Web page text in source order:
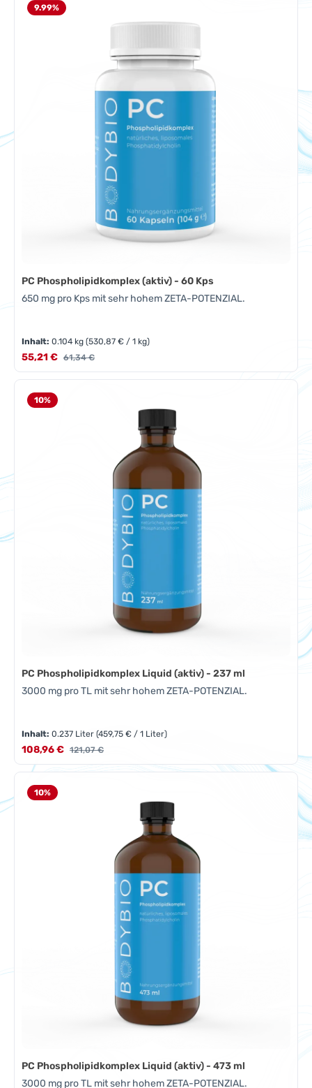
9.99%
PC Phospholipidkomplex (aktiv) - 60 Kps
650 mg pro Kps mit sehr hohem ZETA-POTENZIAL.
Inhalt:0.104 kg(530,87 € / 1 kg)
Verkaufspreis:
55,21 € Regulärer Preis:
61,34 €
10%
PC Phospholipidkomplex Liquid (aktiv) - 237 ml
3000 mg pro TL mit sehr hohem ZETA-POTENZIAL.
Inhalt:0.237 Liter(459,75 € / 1 Liter)
Verkaufspreis:
108,96 € Regulärer Preis:
121,07 €
10%
PC Phospholipidkomplex Liquid (aktiv) - 473 ml
3000 mg pro TL mit sehr hohem ZETA-POTENZIAL.